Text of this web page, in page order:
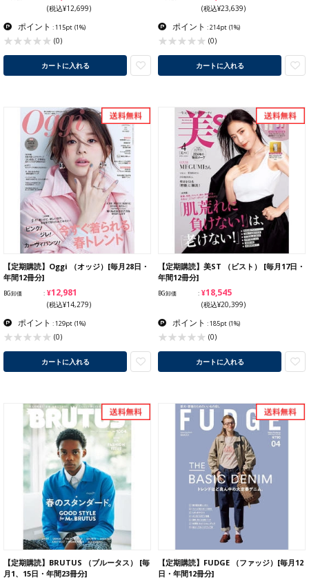
(税込¥12,699)
ポイント : 115pt (1%)
(0)
カートに入れる
(税込¥23,639)
ポイント : 214pt (1%)
(0)
カートに入れる
【定期購読】Oggi （オッジ）[毎月28日・
年間12冊分]
BG卸価 ¥12,981
(税込¥14,279)
ポイント : 129pt (1%)
(0)
カートに入れる
【定期購読】美ST （ビスト） [毎月17日・
年間12冊分]
BG卸価 ¥18,545
(税込¥20,399)
ポイント : 185pt (1%)
(0)
カートに入れる
【定期購読】BRUTUS （ブルータス） [毎
月1、15日・年間23冊分]
【定期購読】FUDGE （ファッジ）[毎月12
日・年間12冊分]